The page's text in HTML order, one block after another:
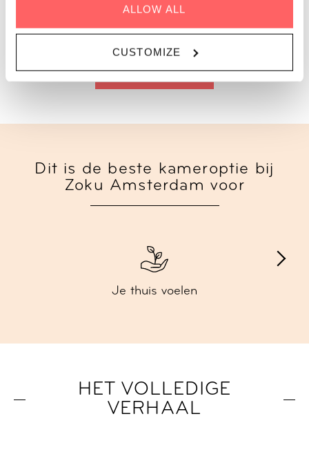
ALLOW ALL
CUSTOMIZE
Voor 1-2 personen | 24m2
Dit is de beste kameroptie bij
Zoku Amsterdam voor
Je thuis voelen
HET VOLLEDIGE
VERHAAL